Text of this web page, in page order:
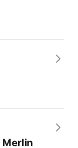
Merlin